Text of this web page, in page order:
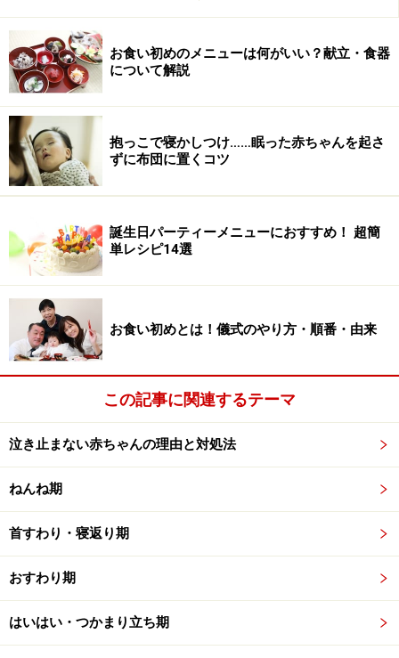
確実です。受けるときの手順は以下のような流れになり
ます。
■接種手順
母子健康手帳のスケジュール欄に予定を組む
↓
予約（行っている時間と場所をよく確認）
当日の体調・体温を計る
↓
問診表を書く
受付をし、当日の体調等を伝える
↓
先生からの問診・診察
↓
終了後、30分は静かに様子を見る。
帰路に着く。激しい運動やお出かけは控えましょう
病院（もしくは指定の場所）に着いてから接種～平静の
30分を含めて、混雑具合にもよりますが１時間前後をみ
ておくと安心です。
お食い初めのメニューは何がいい？献立・食器
について解説
抱っこで寝かしつけ……眠った赤ちゃんを起さ
ずに布団に置くコツ
誕生日パーティーメニューにおすすめ！ 超簡
単レシピ14選
お食い初めとは！儀式のやり方・順番・由来
この記事に関連するテーマ
泣き止まない赤ちゃんの理由と対処法
ねんね期
首すわり・寝返り期
おすわり期
はいはい・つかまり立ち期